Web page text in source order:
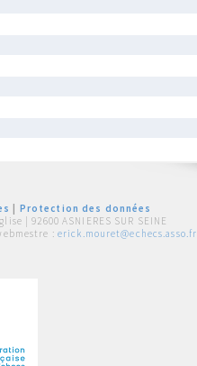
Protection des données
| 92600 ASNIERES SUR SEINE
: erick.mouret@echecs.asso.fr